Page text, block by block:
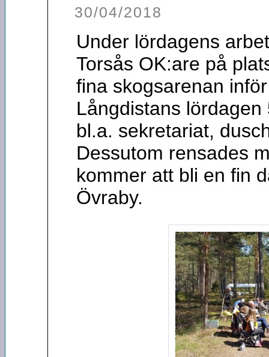
30/04/2018
Under lördagens
Torsås OK:are på
fina skogsarenan
Långdistans
bl.a. sekretariat,
Dessutom rensades
kommer att bli en fin
Övraby.